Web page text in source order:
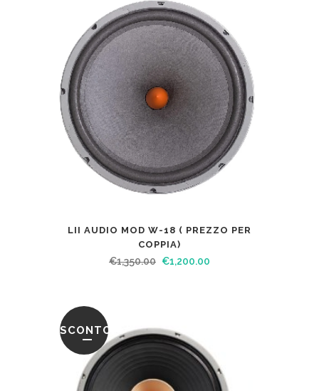
LII AUDIO MOD W-18 ( PREZZO PER
COPPIA)
€1,350.00 €1,200.00
SCONTO